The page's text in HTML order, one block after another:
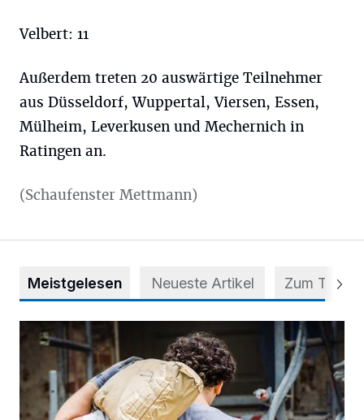
Velbert: 11
Außerdem treten 20 auswärtige Teilnehmer
aus Düsseldorf, Wuppertal, Viersen, Essen,
Mülheim, Leverkusen und Mechernich in
Ratingen an.
(Schaufenster Mettmann)
Meistgelesen Neueste Artikel Zum Thema
Nur 240 Bauarbeiter im Kreis Mettmann sind über 63